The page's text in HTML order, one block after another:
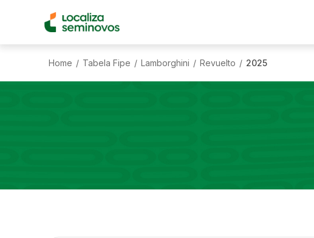
Home / Tabela Fipe / Lamborghini / Revuelto / 2025